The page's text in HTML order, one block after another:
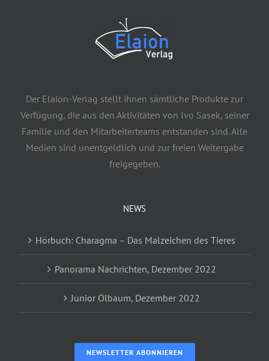
Der Elaion-Verlag stellt ihnen sämtliche Produkte zur
Verfügung, die aus den Aktivitäten von Ivo Sasek, seiner
Familie und den Mitarbeiterteams entstanden sind. Alle
Medien sind unentgeldlich und zur freien Weitergabe
freigegeben.
NEWS
Hörbuch: Charagma – Das Malzeichen des Tieres
Panorama Nachrichten, Dezember 2022
Junior Ölbaum, Dezember 2022
NEWSLETTER ABONNIEREN